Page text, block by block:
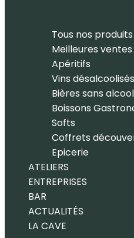
Tous nos produits
Meilleures
Apéritifs
Vins désalcoolisés
Bières sans alcool
Boissons
Softs
Coffrets
Epicerie
ATELIERS
ENTREPRISES
BAR
ACTUALITÉS
LA CAVE